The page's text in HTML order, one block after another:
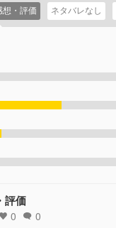
想・評価 ネタバレなし
評価
0 0